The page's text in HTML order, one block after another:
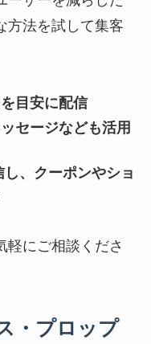
方法を試して集客
目安に配信
セージなども活用
、クーポンやショ
軽にご相談くださ
・プロップ